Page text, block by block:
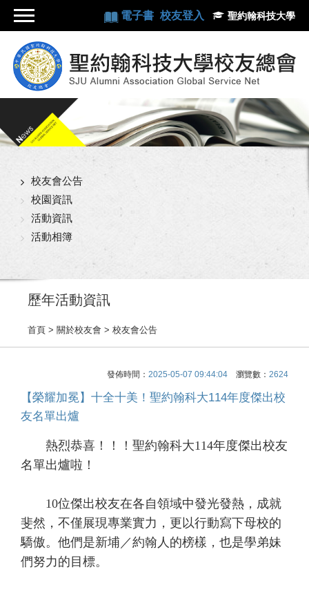
電子書 校友登入 聖約翰科技大學
校友會公告
校園資訊
活動資訊
活動相簿
歷年活動資訊
首頁 > 關於校友會 > 校友會公告
發佈時間： 2025-05-07 09:44:04 瀏覽數： 2624
【榮耀加冕】十全十美！聖約翰科大114年度傑出校
友名單出爐
熱烈恭喜！！！聖約翰科大114年度傑出校友
名單出爐啦！
10位傑出校友在各自領域中發光發熱，成就
斐然，不僅展現專業實力，更以行動寫下母校的
驕傲。他們是新埔／約翰人的榜樣，也是學弟妹
們努力的目標。